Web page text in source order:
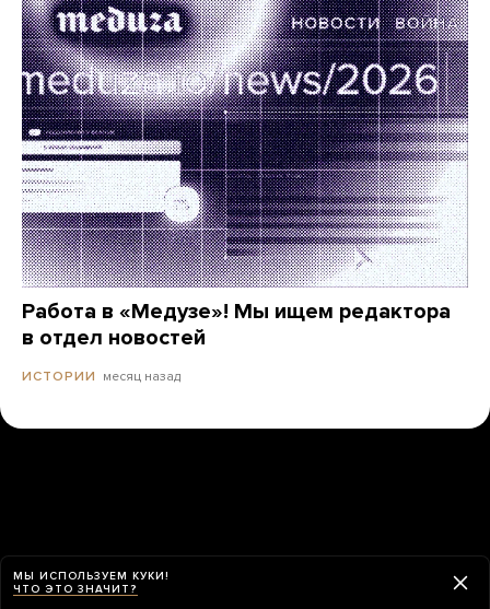
Работа в «Медузе»! Мы ищем редактора
в отдел новостей
ИСТОРИИ месяц назад
МЫ ИСПОЛЬЗУЕМ КУКИ!
ЧТО ЭТО ЗНАЧИТ?